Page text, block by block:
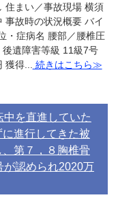
住まい／事故現場 横須
事故時の状況概要 バイ
・症病名 腰部／腰椎圧
遺障害等級 11級7号
得...
続きはこちら≫
を直進していた
進行してきた被
第７，８胸椎骨
が認められ2020万